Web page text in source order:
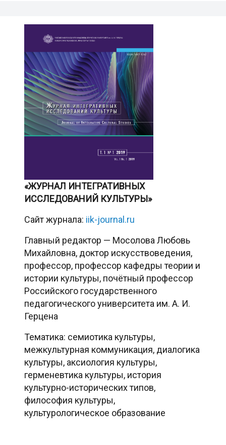
«ЖУРНАЛ ИНТЕГРАТИВНЫХ
ИССЛЕДОВАНИЙ КУЛЬТУРЫ»
Сайт журнала: iik-journal.ru
Главный редактор — Мосолова Любовь
Михайловна, доктор искусствоведения,
профессор, профессор кафедры теории и
истории культуры, почётный профессор
Российского государственного
педагогического университета им. А. И.
Герцена
Тематика: семиотика культуры,
межкультурная коммуникация, диалогика
культуры, аксиология культуры,
герменевтика культуры, история
культурно-исторических типов,
философия культуры,
культурологическое образование